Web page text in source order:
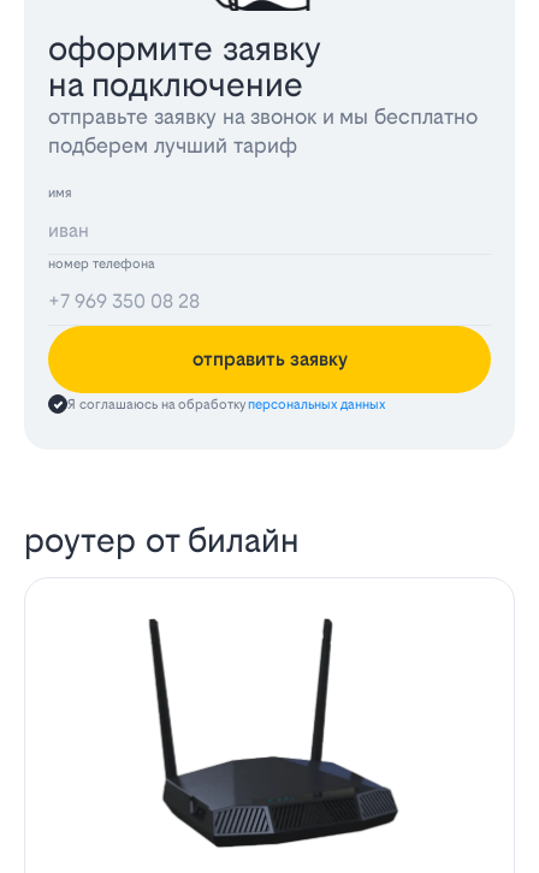
оформите заявку
на подключение
отправьте заявку на звонок и мы бесплатно
подберем лучший тариф
имя
номер телефона
отправить заявку
Я соглашаюсь на обработкуперсональных данных
роутер от билайн